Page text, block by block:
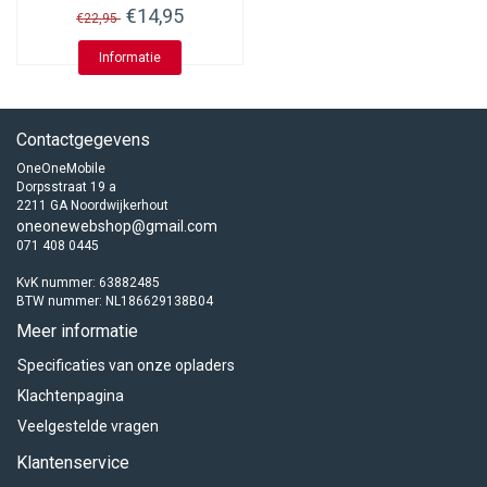
€22,95 €14,95
Informatie
Contactgegevens
OneOneMobile
Dorpsstraat 19 a
2211 GA Noordwijkerhout
oneonewebshop@gmail.com
071 408 0445
KvK nummer: 63882485
BTW nummer: NL186629138B04
Meer informatie
Specificaties van onze opladers
Klachtenpagina
Veelgestelde vragen
Klantenservice